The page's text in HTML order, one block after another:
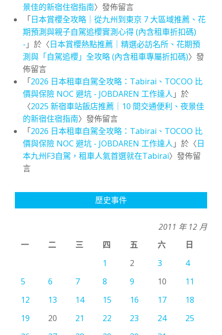
景佳的新宿住宿指南〉發佈留言
「日本賞櫻全攻略｜從九州到東京 7 大區域推薦、花
期預測與親子自駕追櫻實測心得 (內含租車折扣碼)
- 」於〈日本賞櫻熱點推薦｜精選必訪名所、花期預
測與「自駕追櫻」全攻略 (內含租車專屬折扣碼)〉發
佈留言
「2026 日本租車自駕全攻略：Tabirai、TOCOO 比
價與保險 NOC 避坑 - JOBDAREN 工作達人 」於
〈2025 新宿車站飯店推薦｜10 間交通便利、夜景佳
的新宿住宿指南〉發佈留言
「2026 日本租車自駕全攻略：Tabirai、TOCOO 比
價與保險 NOC 避坑 - JOBDAREN 工作達人 」於〈日
本九州F3自駕，租車人氣首選就在Tabirai〉發佈留
言
歷史事件
2011 年 12 月
一
二 三 四 五 六
日
1
2 3
4
5
6 7 8 9 10
11
12
13 14 15 16 17
18
19
20 21 22 23 24
25